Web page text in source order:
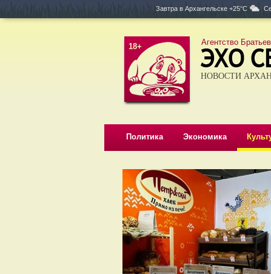
Завтра в Архангельске +25°C
18+ Агентство
НОВОСТИ
Политика Экономика